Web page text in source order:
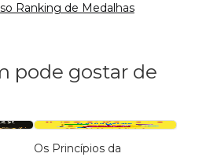
Ranking de Medalhas
pode gostar de
Os Princípios da